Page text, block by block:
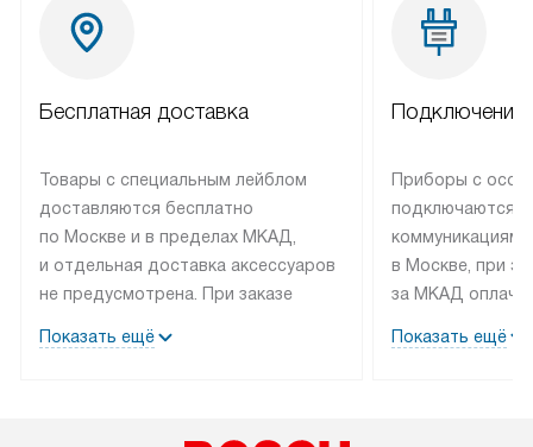
Бесплатная доставка
Товары с специальным лейблом
доставляются бесплатно
по Москве и в пределах МКАД,
и отдельная доставка аксессуаров
не предусмотрена. При заказе
рекомендуем обсудить
со статусом «В наличии» могут
Показать ещё
Подключение
Приборы с
подключаются к
коммуникациям
в Москве, при
за МКАД
партнера
Показать ещё